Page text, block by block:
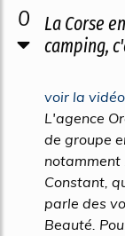
0
La Corse
camping,
voir la vidéo
L'agence
de groupe
notamment
Constant,
parle des
Beauté.